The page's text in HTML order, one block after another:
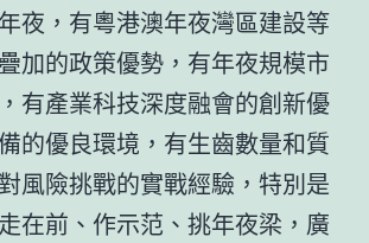
夜，有粵港澳年夜灣區建設等
加的政策優勢，有年夜規模市
有產業科技深度融會的創新優
的優良環境，有生齒數量和質
風險挑戰的實戰經驗，特別是
在前、作示范、挑年夜梁，廣